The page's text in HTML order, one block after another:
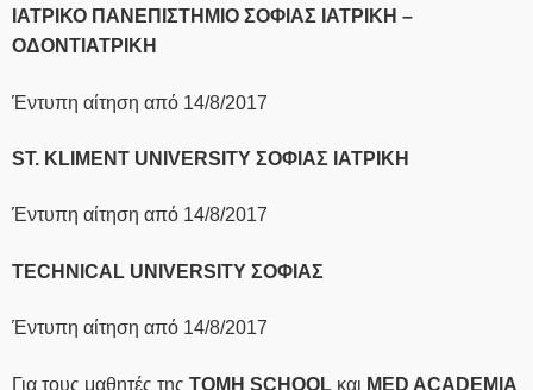
ΙΑΤΡΙΚΟ ΠΑΝΕΠΙΣΤΗΜΙΟ ΣΟΦΙΑΣ ΙΑΤΡΙΚΗ –
ΟΔΟΝΤΙΑΤΡΙΚΗ
Έντυπη αίτηση από 14/8/2017
ST. KLIMENT UNIVERSITY ΣΟΦΙΑΣ ΙΑΤΡΙΚΗ
Έντυπη αίτηση από 14/8/2017
TECHNICAL UNIVERSITY ΣΟΦΙΑΣ
Έντυπη αίτηση από 14/8/2017
Για τους μαθητές της TOMH SCHOOL και MED ACADEMIA